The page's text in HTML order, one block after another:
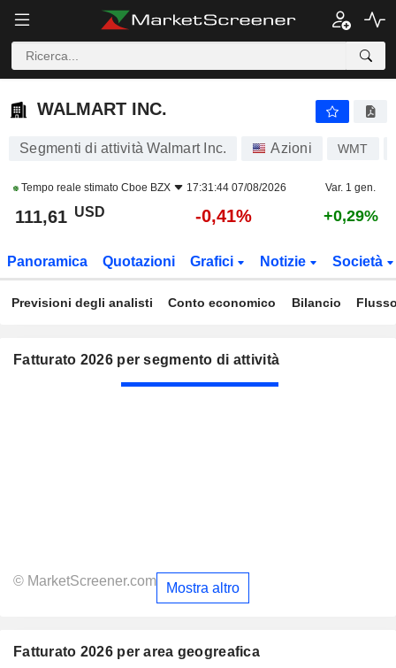
WALMART INC.
WALMART INC.
Segmenti di attività Walmart Inc. Azioni WMT
Tempo reale stimato Cboe BZX 17:31:44 07/08/2026 Var. 1 gen.
111,61 USD -0,41% +0,29%
Panoramica Quotazioni Grafici Notizie Società
Previsioni degli analisti Conto economico Bilancio
Fatturato 2026 per segmento di attività
© MarketScreener.com Mostra altro
Fatturato 2026 per area geogreafica